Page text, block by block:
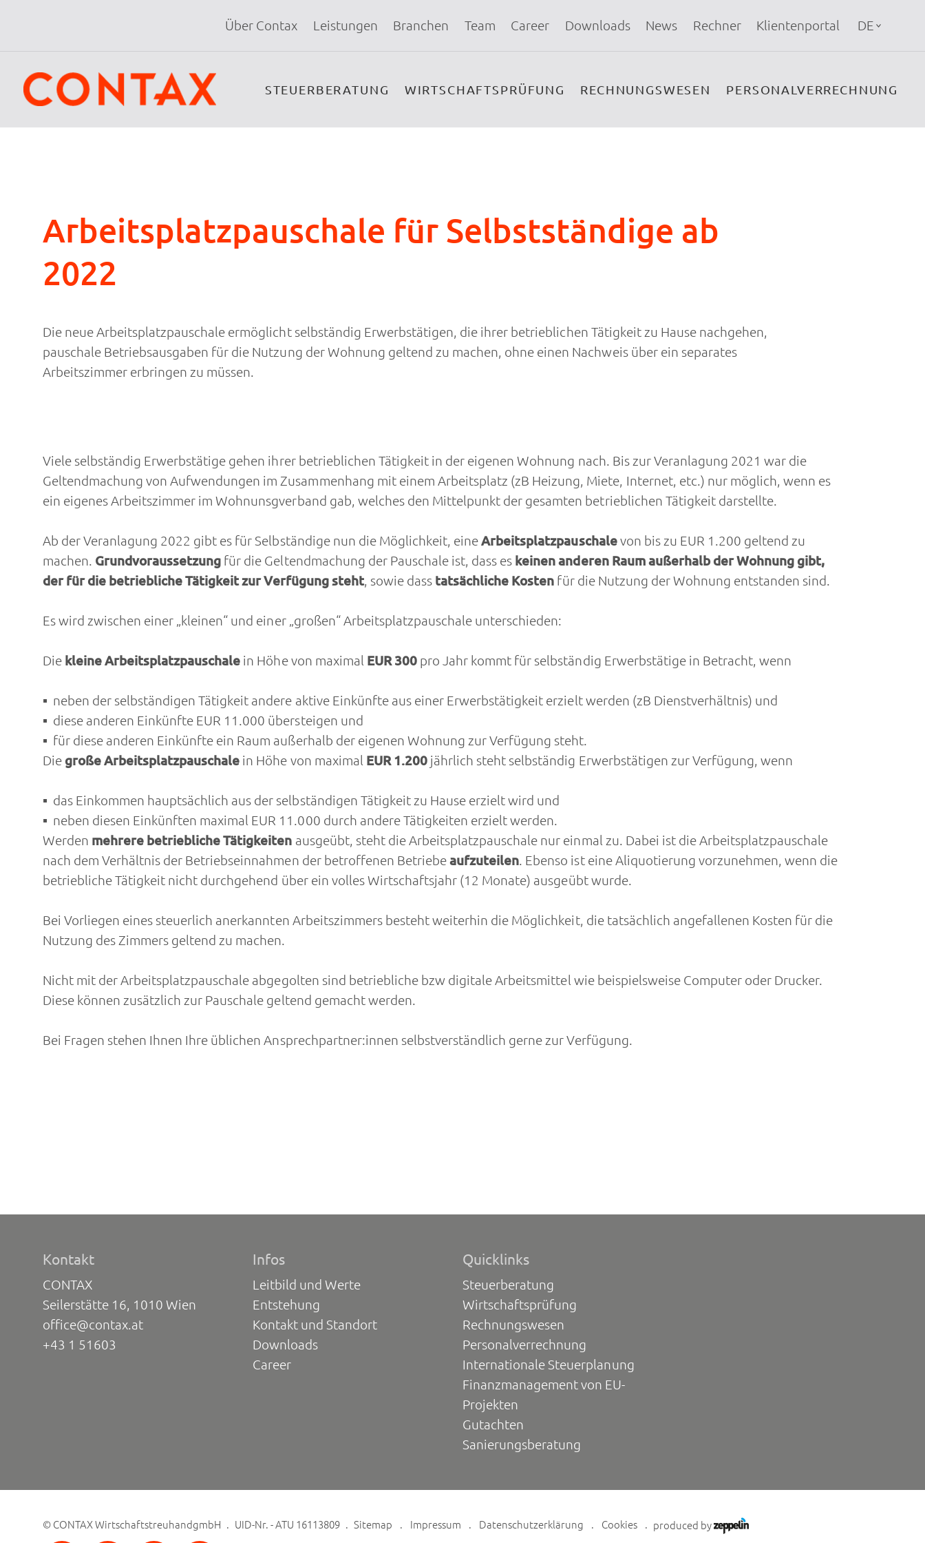
Über Contax Leistungen Branchen Team Career Downloads News Rechner Klientenportal DE
STEUERBERATUNG WIRTSCHAFTSPRÜFUNG RECHNUNGSWESEN PERSONALVERRECHNUNG
Arbeitsplatzpauschale für Selbstständige ab
2022
Die neue Arbeitsplatzpauschale ermöglicht selbständig Erwerbstätigen, die ihrer betrieblichen Tätigkeit zu Hause nachgehen,
pauschale Betriebsausgaben für die Nutzung der Wohnung geltend zu machen, ohne einen Nachweis über ein separates
Arbeitszimmer erbringen zu müssen.
Viele selbständig Erwerbstätige gehen ihrer betrieblichen Tätigkeit in der eigenen Wohnung nach. Bis zur Veranlagung 2021 war die
Geltendmachung von Aufwendungen im Zusammenhang mit einem Arbeitsplatz (zB Heizung, Miete, Internet, etc.) nur möglich, wenn es
ein eigenes Arbeitszimmer im Wohnunsgverband gab, welches den Mittelpunkt der gesamten betrieblichen Tätigkeit darstellte.
Ab der Veranlagung 2022 gibt es für Selbständige nun die Möglichkeit, eineArbeitsplatzpauschalevon bis zu EUR 1.200 geltend zu
machen. Grundvoraussetzung für die Geltendmachung der Pauschale ist, dass es keinenanderen Raum außerhalb der Wohnung gibt,
der für die betriebliche Tätigkeit zur Verfügung steht, sowie dass tatsächliche Kosten für die Nutzung der Wohnung entstanden sind.
Es wird zwischen einer „kleinen“ und einer „großen“ Arbeitsplatzpauschale unterschieden:
Diekleine Arbeitsplatzpauschale in Höhe von maximal EUR 300 pro Jahr kommt für selbständig Erwerbstätige in Betracht, wenn
neben der selbständigen Tätigkeit andere aktive Einkünfte aus einer Erwerbstätigkeit erzielt werden (zB Dienstverhältnis) und
diese anderen Einkünfte EUR 11.000 übersteigen und
für diese anderen Einkünfte ein Raum außerhalb der eigenen Wohnung zur Verfügung steht.
Die große Arbeitsplatzpauschale in Höhe von maximal EUR 1.200jährlich steht selbständig Erwerbstätigen zur Verfügung, wenn
das Einkommen hauptsächlich aus der selbständigen Tätigkeit zu Hause erzielt wird und
neben diesen Einkünften maximal EUR 11.000 durch andere Tätigkeiten erzielt werden.
Werden mehrere betriebliche Tätigkeiten ausgeübt, steht die Arbeitsplatzpauschale nur einmal zu. Dabei ist die Arbeitsplatzpauschale
nach dem Verhältnis der Betriebseinnahmen der betroffenen Betriebeaufzuteilen. Ebenso ist eine Aliquotierung vorzunehmen, wenn die
betriebliche Tätigkeit nicht durchgehend über ein volles Wirtschaftsjahr (12 Monate) ausgeübt wurde.
Bei Vorliegen eines steuerlich anerkannten Arbeitszimmers besteht weiterhin die Möglichkeit, die tatsächlich angefallenen Kosten für die
Nutzung des Zimmers geltend zu machen.
Nicht mit der Arbeitsplatzpauschale abgegolten sind betriebliche bzw digitale Arbeitsmittel wie beispielsweise Computer oder Drucker.
Diese können zusätzlich zur Pauschale geltend gemacht werden.
Bei Fragen stehen Ihnen Ihre üblichen Ansprechpartner:innen selbstverständlich gerne zur Verfügung.
Kontakt
CONTAX
Seilerstätte 16, 1010 Wien
office@contax.at
+43 1 51603
Infos
Leitbild und Werte
Entstehung
Kontakt und Standort
Downloads
Career
Quicklinks
Steuerberatung
Wirtschaftsprüfung
Rechnungswesen
Personalverrechnung
Internationale Steuerplanung
Finanzmanagement von EU-
Projekten
Gutachten
Sanierungsberatung
© CONTAX WirtschaftstreuhandgmbH UID-Nr. - ATU 16113809 Sitemap Impressum Datenschutzerklärung Cookies produced by